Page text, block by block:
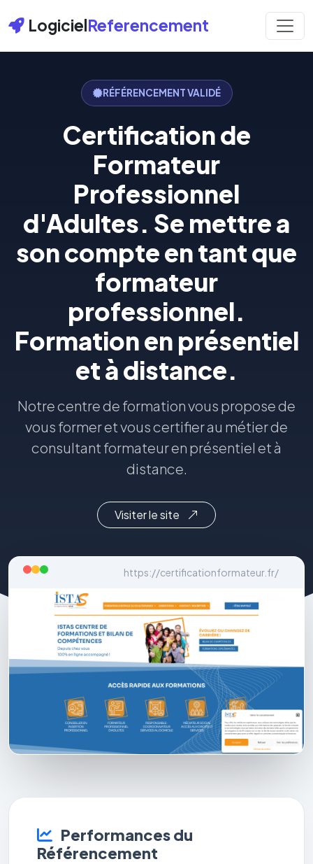
LogicielReferencement
RÉFÉRENCEMENT VALIDÉ
Certification de
Formateur
Professionnel
d'Adultes. Se mettre a
son compte en tant que
formateur
professionnel.
Formation en présentiel
et à distance.
Notre centre de formation vous propose de
vous former et vous certifier au métier de
consultant formateur en présentiel et à
distance.
Visiter le site
https://certificationformateur.fr/
Performances du
Référencement